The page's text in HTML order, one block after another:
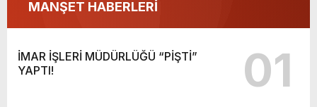
MANŞET HABERLERİ
İMAR İŞLERİ MÜDÜRLÜĞÜ “PİŞTİ”
YAPTI!
01